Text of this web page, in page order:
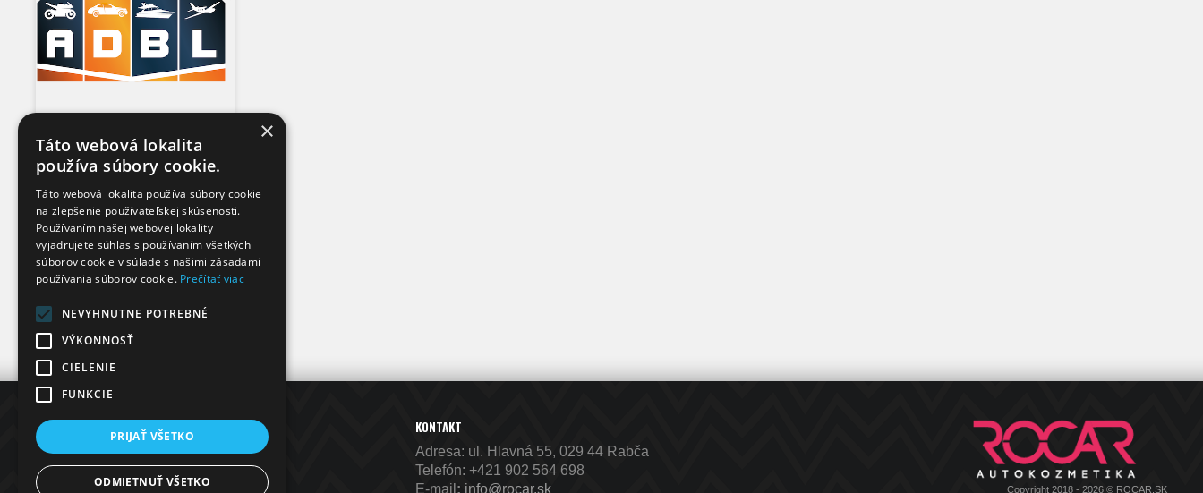
INFORMÁCIE
DOPRAVA A PLATBA
VEĽKOOBCHOD
KONTAKT
Adresa: ul. Hlavná 55, 029 44 Rabča
Telefón: +421 902 564 698
E-mail : info@rocar.sk Copyright 2018 - 2026 © ROCAR.SK
×
Táto webová lokalita
používa súbory cookie.
Táto webová lokalita používa súbory cookie
na zlepšenie používateľskej skúsenosti.
Používaním našej webovej lokality
vyjadrujete súhlas s používaním všetkých
súborov cookie v súlade s našimi zásadami
používania súborov cookie. Prečítať viac
NEVYHNUTNE POTREBNÉ
VÝKONNOSŤ
CIELENIE
FUNKCIE
PRIJAŤ VŠETKO
ODMIETNUŤ VŠETKO